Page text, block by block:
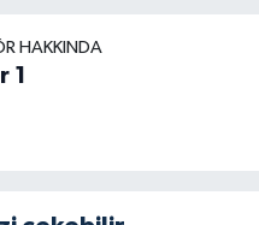
HAKKINDA
1